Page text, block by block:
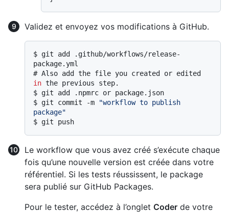
Validez et envoyez vos modifications à GitHub.
$ git add .github/workflows/release-
package.yml
#
in the previous step.
$ git add .npmrc or package.json
$ git commit -m
"workflow to publish
package"
$ git push
Le workflow que vous avez créé s’exécute chaque
fois qu’une nouvelle version est créée dans votre
référentiel. Si les tests réussissent, le package
sera publié sur GitHub Packages.
Pour le tester, accédez à l’onglet Coder de votre